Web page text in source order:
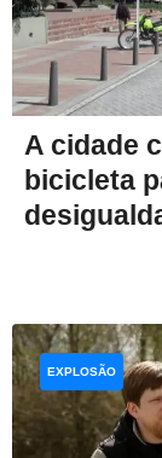
A cidade
bicicleta
EXPLOSÃO